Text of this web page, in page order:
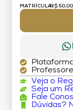
MATRÍCULA:R$ 50,00
Veja o
Seja um
Fale
Dúvidas?